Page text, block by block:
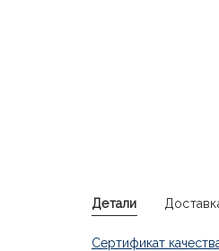
Детали
Сертификат